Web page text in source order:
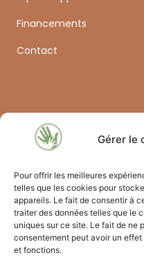
Gérer le
Pour offrir les meilleures
telles que les cookies pour
appareils. Le fait de consentir à
traiter des données telles que le
uniques sur ce site. Le fait de ne
consentement peut avoir un
et fonctions.
Financements
Contact
Formations
Santé & Rééducation
Médico-social spécialisé
Maternité & Néonatologie